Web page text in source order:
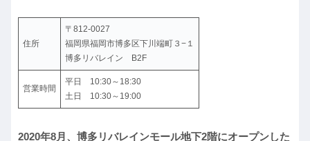
住所
〒812-0027
福岡県福岡市博多区下川端町３−１
博多リバレイン B2F
営業時間
平日 10:30～18:30
土日 10:30～19:00
2020年8月、博多リバレインモール地下2階にオープンした